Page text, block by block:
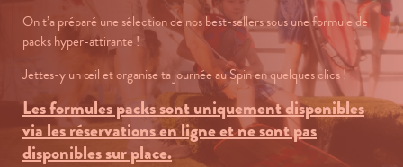
On t’a préparé une sélection de nos best-sellers sous une formule de
packs hyper-attirante !
Jettes-y un œil et organise ta journée au Spin en quelques clics !
Les formules packs sont uniquement disponibles
via les réservations en ligne et ne sont pas
disponibles sur place.